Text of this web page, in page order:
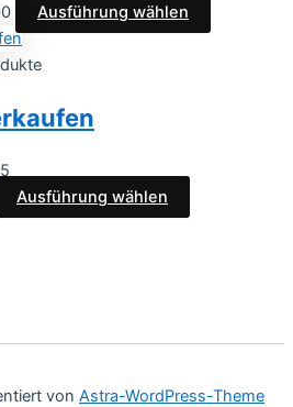
Ausführung wählen
Ausführung wählen
von Astra-WordPress-Theme